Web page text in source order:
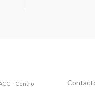
– Centro